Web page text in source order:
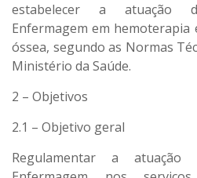
estabelecer a atuação
Enfermagem em
óssea, segundo as Normas
Ministério da Saúde.
2 – Objetivos
2.1 – Objetivo geral
Regulamentar a